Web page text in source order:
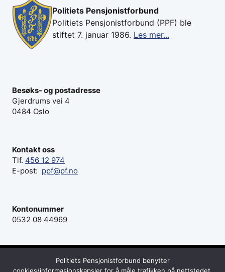
Politiets Pensjonistforbund
Politiets Pensjonistforbund (PPF) ble
stiftet 7. januar 1986. Les mer...
Besøks- og postadresse
Gjerdrums vei 4
0484 Oslo
Kontakt oss
Tlf. 456 12 974
E-post: ppf@pf.no
Kontonummer
0532 08 44969
© 2026 Politiets Pensjonistforbund - Webside fra
Politiets Pensjonistforbund benytter